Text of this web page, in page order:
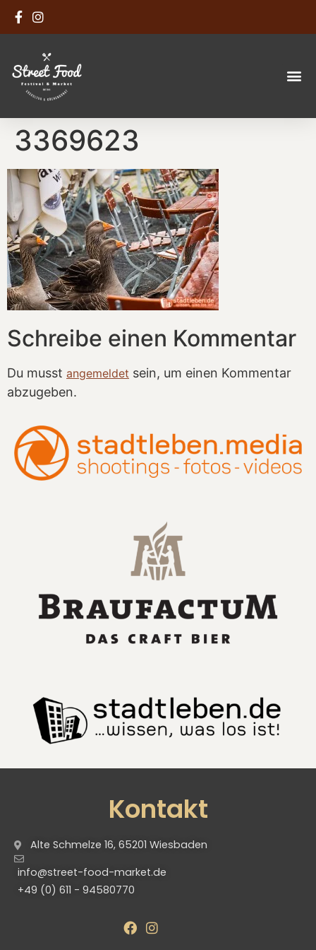
3369623
Schreibe einen Kommentar
Du musst angemeldet sein, um einen Kommentar
abzugeben.
Kontakt
Alte Schmelze 16, 65201 Wiesbaden
info@street-food-market.de
+49 (0) 611 - 94580770